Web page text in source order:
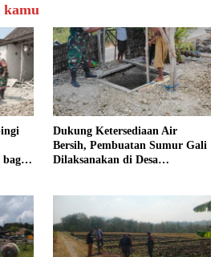
kamu
bagi
Dukung Ketersediaan Air
Bersih, Pembuatan Sumur Gali
Dilaksanakan di Desa